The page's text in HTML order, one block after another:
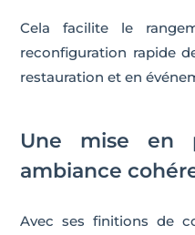
Cela facilite le
reconfiguration rapide
restauration et en
Une mise en
ambiance
Avec ses finitions de